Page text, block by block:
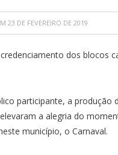
23 DE FEVEREIRO DE 2019
dos blocos
participante, a produção
a alegria do
município, o Carnaval.